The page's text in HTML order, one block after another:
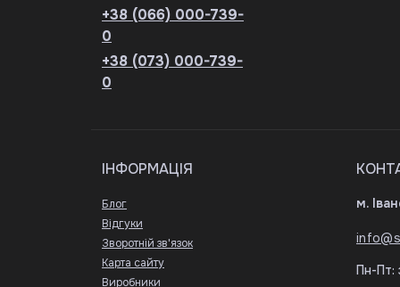
+38 (066) 000-739-
0
+38 (073) 000-739-
0
ІНФОРМАЦІЯ
Блог
Відгуки
Зворотній зв'язок
Карта сайту
Виробники
м.
Пн-Пт: